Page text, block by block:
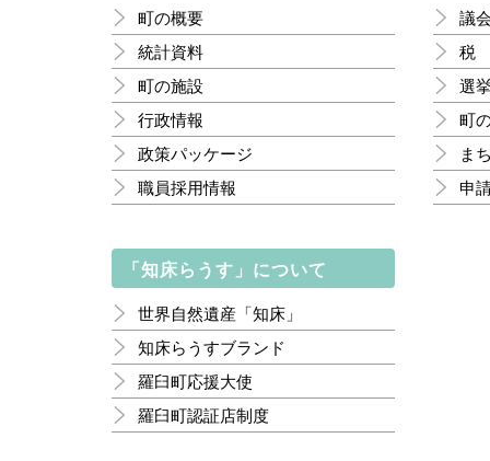
町の概要
統計資料
町の施設
行政情報
政策パッケージ
職員採用情報
議
税
選
町
ま
申
「知床らうす」について
世界自然遺産「知床」
知床らうすブランド
羅臼町応援大使
羅臼町認証店制度